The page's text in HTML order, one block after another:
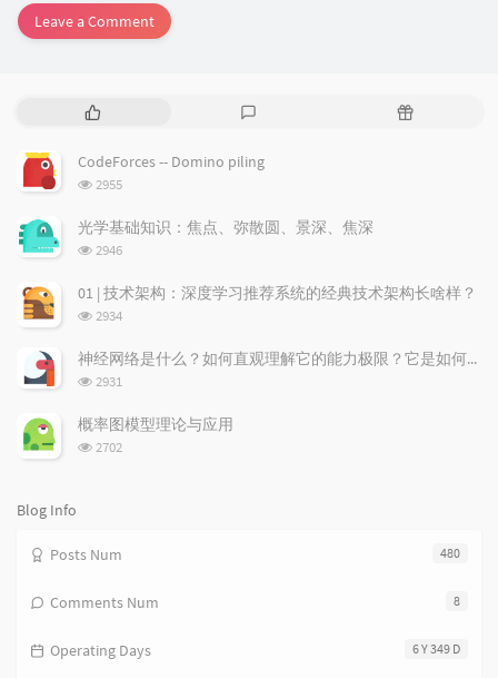
Leave a Comment
P
p
u
a
r
r
t
c
l
s
e
t
m
n
R
t
l
CodeForces -- Domino piling
浏
次
数:
2955
光学基础知识：焦点、弥散圆、景深、焦深
浏
次
数:
2946
01 | 技术架构：深度学习推荐系统的经典技术架构长啥样？
浏
次
数:
2934
神经网络是什么？如何直观理解它的能力极限？它是如何无限逼近真理？
浏
次
数:
2931
概率图模型理论与应用
浏
2702
Blog Info
480
Posts Num
8
Comments Num
6 Y 349 D
Operating Days